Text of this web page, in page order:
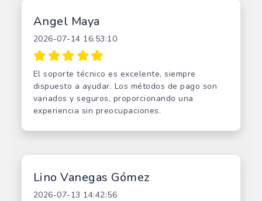
Angel Maya
2026-07-14 16:53:10
El soporte técnico es excelente, siempre
dispuesto a ayudar. Los métodos de pago son
variados y seguros, proporcionando una
experiencia sin preocupaciones.
Lino Vanegas Gómez
2026-07-13 14:42:56